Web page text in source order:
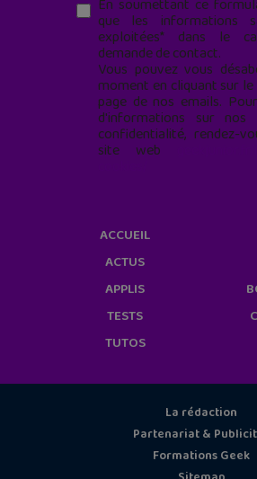
En soumettant ce
que les informations
exploitées* dans le
demande de contact.
Vous pouvez vous
moment en cliquant sur le
page de nos emails.
d'informations sur nos
confidentialité, rendez-
site web
ACCUEIL
ACTUS
APPLIS
TESTS
TUTOS
La rédaction
Partenariat &
Formations Geek